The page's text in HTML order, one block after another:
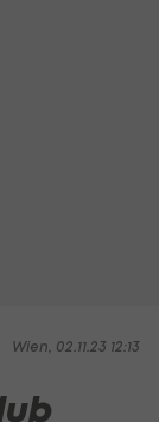
Wien, 02.11.23 12:13